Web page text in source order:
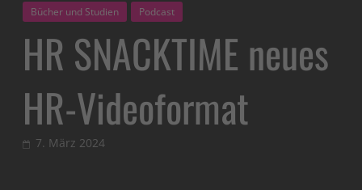
Bücher und Studien Podcast
HR SNACKTIME neues
HR-Videoformat
7. März 2024